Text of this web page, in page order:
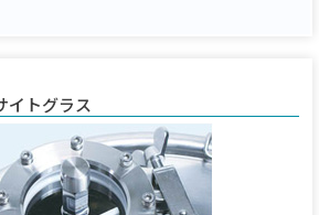
イトグラス